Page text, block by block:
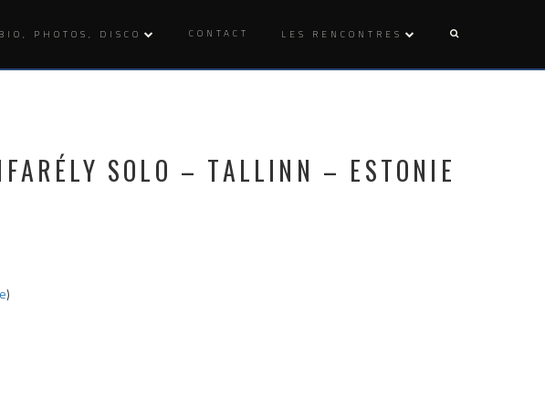
BIO, PHOTOS, DISCO CONTACT LES RENCONTRES
SOLO – TALLINN – ESTONIE
)